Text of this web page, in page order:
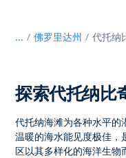
... / 佛罗里达州 代托纳
探索代托纳比
代托纳海滩为各种水平的
温暖的海水能见度极佳，
区以其多样化的海洋生物